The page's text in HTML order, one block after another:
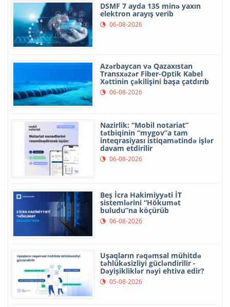
DSMF 7 ayda 135 minə yaxın
elektron arayış verib
06-08-2026
Azərbaycan və Qazaxıstan
Transxəzər Fiber-Optik Kabel
Xəttinin çəkilişini başa çatdırıb
06-08-2026
Nazirlik: “Mobil notariat”
tətbiqinin “mygov”a tam
inteqrasiyası istiqamətində işlər
davam etdirilir
06-08-2026
Beş İcra Hakimiyyəti İT
sistemlərini “Hökumət
buludu”na köçürüb
06-08-2026
Uşaqların rəqəmsal mühitdə
təhlükəsizliyi gücləndirilir -
Dəyişikliklər nəyi ehtiva edir?
05-08-2026